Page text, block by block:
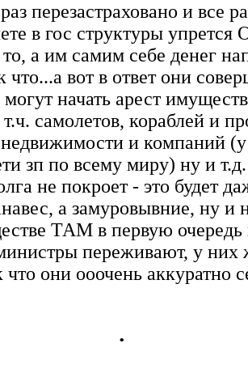
перезастраховано и все
в гос структуры упрется
а им самим себе денег
что...а вот в ответ они
начать арест
самолетов, кораблей и
недвижимости и
зп по всему миру) ну и
не покроет - это будет
а замуровывние, ну и
ТАМ в первую
переживают, у них
что они ооочень аккуратно
.